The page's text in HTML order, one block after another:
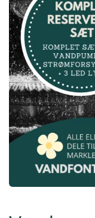
Byg selv
Tilbehør
Inspiration
Køb gavekort
Inspiration
Kundeservice